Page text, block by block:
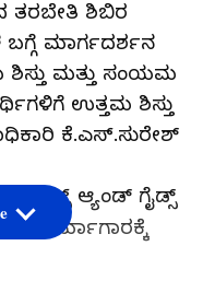
ತರಬೇತಿ ಶಿಬಿರ
ಮಾರ್ಗದರ್ಶನ
ಶಿಸ್ತು ಮತ್ತು ಸಂಯಮ
ಉತ್ತಮ ಶಿಸ್ತು
ಕೆ.ಎಸ್.ಸುರೇಶ್
ಸ್ಕೌಟ್ಸ್ ಆ್ಯಂಡ್ ಗೈಡ್ಸ್
ಕಾರ್ಯಾಗಾರಕ್ಕೆ